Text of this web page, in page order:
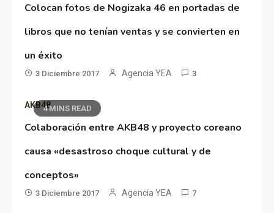
Colocan fotos de Nogizaka 46 en portadas de
libros que no tenían ventas y se convierten en
un éxito
3 Diciembre 2017 Agencia YEA 3
4 MINS READ
AKB48
Colaboración entre AKB48 y proyecto coreano
causa «desastroso choque cultural y de
conceptos»
3 Diciembre 2017 Agencia YEA 7